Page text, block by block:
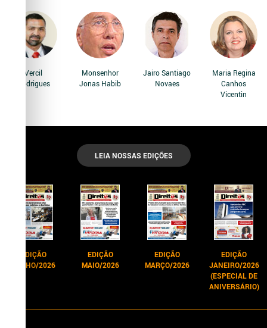
Vercil
Rodrigues
Monsenhor
Jonas Habib
Jairo Santiago
Novaes
Maria Regina
Canhos
Vicentin
LEIA NOSSAS EDIÇÕES
EDIÇÃO
JUNHO/2026
EDIÇÃO
MAIO/2026
EDIÇÃO
MARÇO/2026
EDIÇÃO
JANEIRO/2026
(ESPECIAL DE
ANIVERSÁRIO)